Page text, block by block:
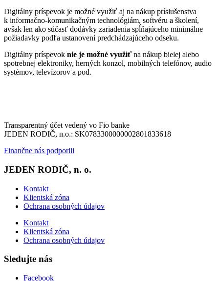
Digitálny príspevok je možné využiť aj na nákup príslušenstva
k informačno-komunikačným technológiám, softvéru a školení,
avšak len ako súčasť dodávky zariadenia spĺňajúceho minimálne
požiadavky podľa ustanovení predchádzajúceho odseku.
Digitálny príspevok nie je možné využiťna nákup bielej alebo
spotrebnej elektroniky, herných konzol, mobilných telefónov, audio
systémov, televízorov a pod.
Transparentný účet vedený vo Fio banke
JEDEN RODIČ, n.o.: SK0783300000002801833618
Finančne nás podporili
JEDEN RODIČ, n. o.
Kontakt
Klientská zóna
Ochrana osobných údajov
Kontakt
Klientská zóna
Ochrana osobných údajov
Sledujte nás
Facebook